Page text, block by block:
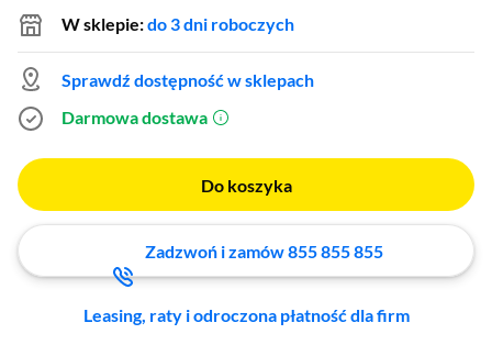
W sklepie:do 3 dni roboczych
Sprawdź dostępność w sklepach
Darmowa dostawa (otworzy się w nowym oknie)
Do koszyka
Zadzwoń i zamów 855 855 855
Leasing, raty i odroczona płatność dla firm